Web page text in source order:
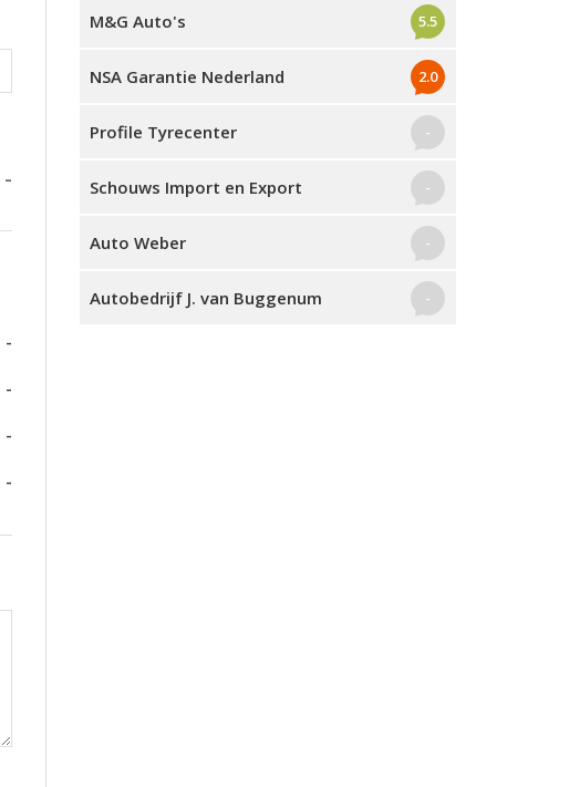
-
-
-
-
-
M&G Auto's 5.5
NSA Garantie Nederland 2.0
Profile Tyrecenter -
Schouws Import en Export -
Auto Weber -
Autobedrijf J. van Buggenum -